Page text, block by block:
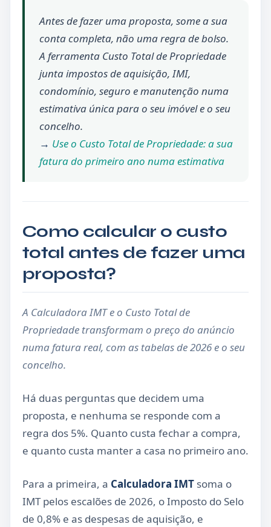
Antes de fazer uma proposta, some a sua
conta completa, não uma regra de bolso.
A ferramenta Custo Total de Propriedade
junta impostos de aquisição, IMI,
condomínio, seguro e manutenção numa
estimativa única para o seu imóvel e o seu
concelho.
→ Use o Custo Total de Propriedade: a sua
fatura do primeiro ano numa estimativa
Como calcular o custo
total antes de fazer uma
proposta?
A Calculadora IMT e o Custo Total de
Propriedade transformam o preço do anúncio
numa fatura real, com as tabelas de 2026 e o seu
concelho.
Há duas perguntas que decidem uma
proposta, e nenhuma se responde com a
regra dos 5%. Quanto custa fechar a compra,
e quanto custa manter a casa no primeiro ano.
Para a primeira, a Calculadora IMT soma o
IMT pelos escalões de 2026, o Imposto do Selo
de 0,8% e as despesas de aquisição, e